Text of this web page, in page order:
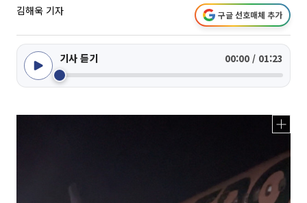
김해욱 기자 구글 선호매체 추가
기사 듣기 00:00 / 01:23